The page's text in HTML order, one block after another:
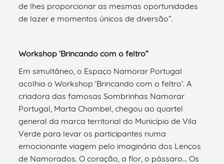
de lhes proporcionar as mesmas oportunidades
de lazer e momentos únicos de diversão”.
Workshop ‘Brincando com o feltro”
Em simultâneo, o Espaço Namorar Portugal
acolhia o Workshop ‘Brincando com o feltro’. A
criadora das famosas Sombrinhas Namorar
Portugal, Marta Chambel, chegou ao quartel
general da marca territorial do Município de Vila
Verde para levar os participantes numa
emocionante viagem pelo imaginário dos Lenços
de Namorados. O coração, a flor, o pássaro… Os